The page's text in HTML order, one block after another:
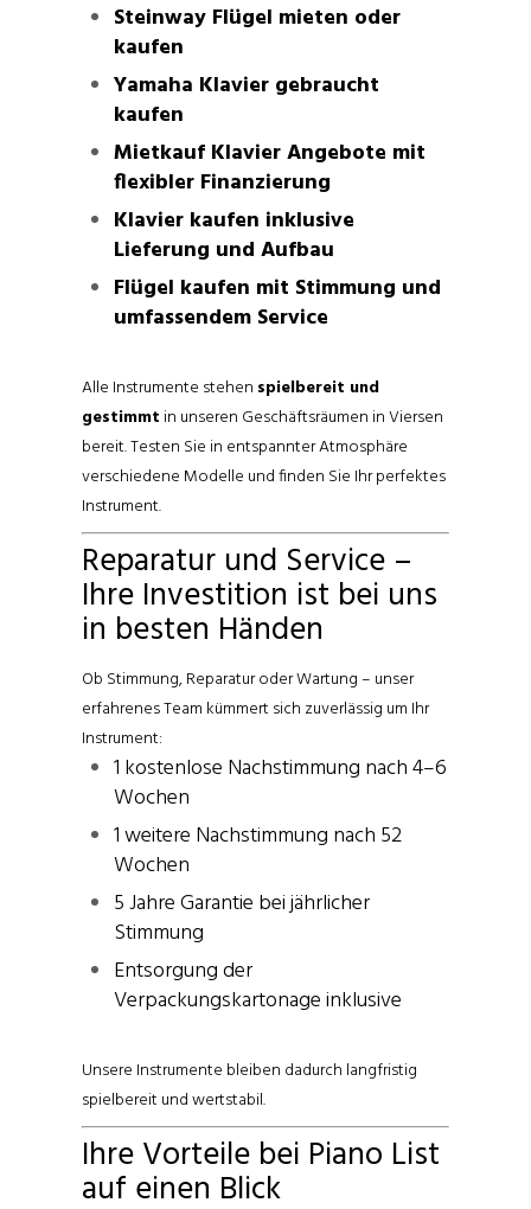
Steinway Flügel mieten oder
kaufen
Yamaha Klavier gebraucht
kaufen
Mietkauf Klavier Angebote mit
flexibler Finanzierung
Klavier kaufen inklusive
Lieferung und Aufbau
Flügel kaufen mit Stimmung und
umfassendem Service
Alle Instrumente stehen spielbereit und
gestimmt in unseren Geschäftsräumen in Viersen
bereit. Testen Sie in entspannter Atmosphäre
verschiedene Modelle und finden Sie Ihr perfektes
Instrument.
Reparatur und Service –
Ihre Investition ist bei uns
in besten Händen
Ob Stimmung, Reparatur oder Wartung – unser
erfahrenes Team kümmert sich zuverlässig um Ihr
Instrument:
1 kostenlose Nachstimmung nach 4–6
Wochen
1 weitere Nachstimmung nach 52
Wochen
5 Jahre Garantie bei jährlicher
Stimmung
Entsorgung der
Verpackungskartonage inklusive
Unsere Instrumente bleiben dadurch langfristig
spielbereit und wertstabil.
Ihre Vorteile bei Piano List
auf einen Blick